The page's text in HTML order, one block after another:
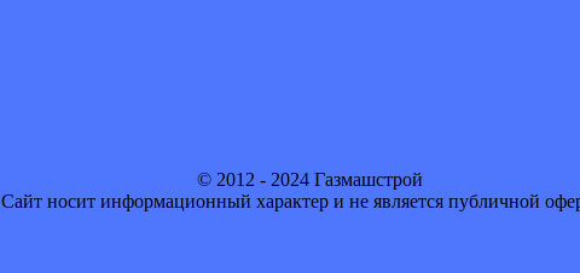
© 2012 - 2024 Газмашстрой
Cайт носит информационный характер и не является публичной